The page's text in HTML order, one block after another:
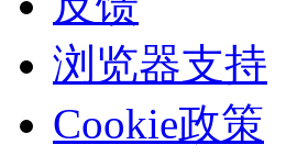
浏览器支持
Cookie政策